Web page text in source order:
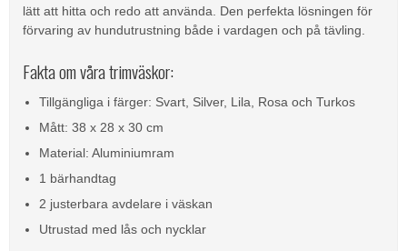
lätt att hitta och redo att använda. Den perfekta lösningen för
förvaring av hundutrustning både i vardagen och på tävling.
Fakta om våra trimväskor:
Tillgängliga i färger: Svart, Silver, Lila, Rosa och Turkos
Mått: 38 x 28 x 30 cm
Material: Aluminiumram
1 bärhandtag
2 justerbara avdelare i väskan
Utrustad med lås och nycklar